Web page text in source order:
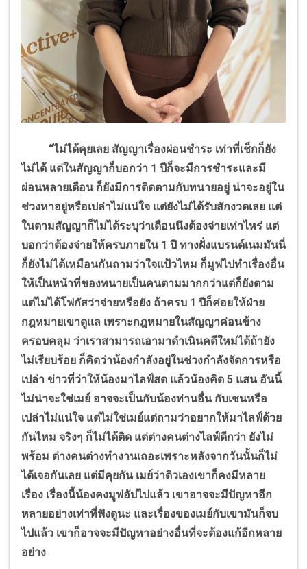
“ไม่ได้คุยเลย สัญญาเรื่องผ่อนชำระ เท่าที่เช็กก็ยัง
ไม่ได้ แต่ในสัญญาก็บอกว่า 1 ปีก็จะมีการชำระและมี
ผ่อนหลายเดือน ก็ยังมีการติดตามกับทนายอยู่ น่าจะอยู่ใน
ช่วงหาอยู่หรือเปล่าไม่แน่ใจ แต่ยังไม่ได้รับสักงวดเลย แต่
ในตามสัญญาก็ไม่ได้ระบุว่าเดือนนึงต้องจ่ายเท่าไหร่ แต่
บอกว่าต้องจ่ายให้ครบภายใน 1 ปี ทางฝั่งแบรนด์เนมมันนี่
ก็ยังไม่ได้เหมือนกันถามว่าใจแป้วไหม ก็มูฟไปทำเรื่องอื่น
ให้เป็นหน้าที่ของทนายเป็นคนตามมากกว่าแต่ก็ยังตาม
แต่ไม่ได้โฟกัสว่าจ่ายหรือยัง ถ้าครบ 1 ปีก็ค่อยให้ฝ่าย
กฎหมายเขาดูแล เพราะกฎหมายในสัญญาค่อนข้าง
ครอบคลุม ว่าเราสามารถเอามาดำเนินคดีใหม่ได้ถ้ายัง
ไม่เรียบร้อย ก็คิดว่าน้องกำลังอยู่ในช่วงกำลังจัดการหรือ
เปล่า ข่าวที่ว่าให้น้องมาไลฟ์สด แล้วน้องคิด 5 แสน อันนี้
ไม่น่าจะใช่เมย์ อาจจะเป็นกับน้องท่านอื่น กับเชนหรือ
เปล่าไม่แน่ใจ แต่ไม่ใช่เมย์แต่ถามว่าอยากให้มาไลฟ์ด้วย
กันไหม จริงๆ ก็ไม่ได้ติด แต่ต่างคนต่างไลฟ์ดีกว่า ยังไม่
พร้อม ต่างคนต่างทำงานเถอะเพราะหลังจากวันนั้นก็ไม่
ได้เจอกันเลย แต่มีคุยกัน เมย์ว่าดิวเองเขาก็คงมีหลาย
เรื่อง เรื่องนี้น้องคงมูฟอัปไปแล้ว เขาอาจจะมีปัญหาอีก
หลายอย่างเท่าที่ฟังดูนะ และเรื่องของเมย์กับเขามันก็จบ
ไปแล้ว เขาก็อาจจะมีปัญหาอย่างอื่นที่จะต้องแก้อีกหลาย
อย่าง